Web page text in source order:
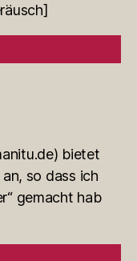
bietet
an, so dass ich
gemacht hab